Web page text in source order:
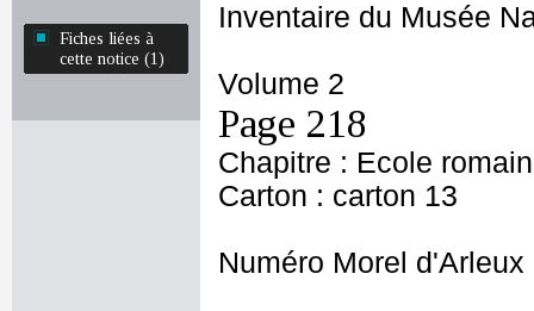
Fiches liées à
cette notice (1)
Inventaire du Musée
Volume 2
Page 218
Chapitre : Ecole
Carton : carton 13
Numéro Morel d'Arleux